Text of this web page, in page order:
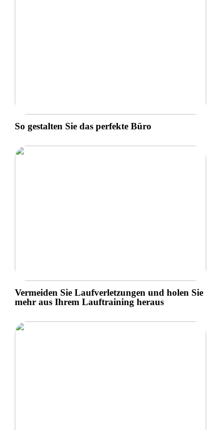
So gestalten Sie das perfekte Büro
Vermeiden Sie Laufverletzungen und holen Sie
mehr aus Ihrem Lauftraining heraus